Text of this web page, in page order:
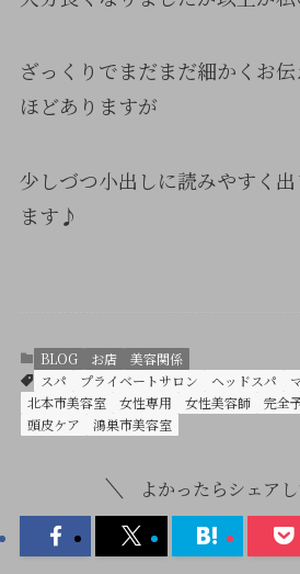
ざっくりでまだまだ細かくお
ほどありますが
少しづつ小出しに読みやすく
ます♪
BLOG お店
美容関係
スパ
プライベートサロン ヘッドスパ
北本市美容室
女性専用 女性美容師 完全
頭皮ケア
鴻巣市美容室
よかったらシェアし